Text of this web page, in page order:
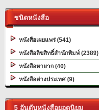
ชนิดหนังสือ
หนังสือเผยแพร่ (541)
หนังสือลิขสิทธิ์สำนักพิมพ์ (2389)
หนังสือหายาก (40)
หนังสือต่างประเทศ (9)
5 อันดับหนังสือยอดนิยม